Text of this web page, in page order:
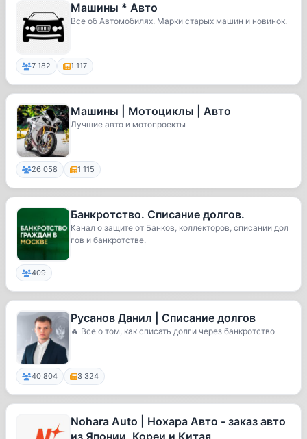
Машины * Авто
Все об Автомобилях. Марки старых машин и новинок.
7 182 1 117
Машины | Мотоциклы | Авто
Лучшие авто и мотопроекты
26 058 1 115
Банкротство. Списание долгов.
Канал о защите от Банков, коллекторов, списании дол
гов и банкротстве.
409
Русанов Данил | Списание долгов
🔥 Все о том, как списать долги через банкротство
40 804 3 324
Nohara Auto | Нохара Авто - заказ авто
из Японии, Кореи и Китая